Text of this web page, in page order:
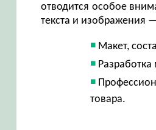
отводится особое
текста и изображения
Макет,
товара.